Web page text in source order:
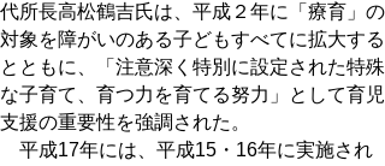
代所長高松鶴吉氏は、平成２年に「療育」の
対象を障がいのある子どもすべてに拡大する
とともに、「注意深く特別に設定された特殊
な子育て、育つ力を育てる努力」として育児
支援の重要性を強調された。
平成17年には、平成15・16年に実施され